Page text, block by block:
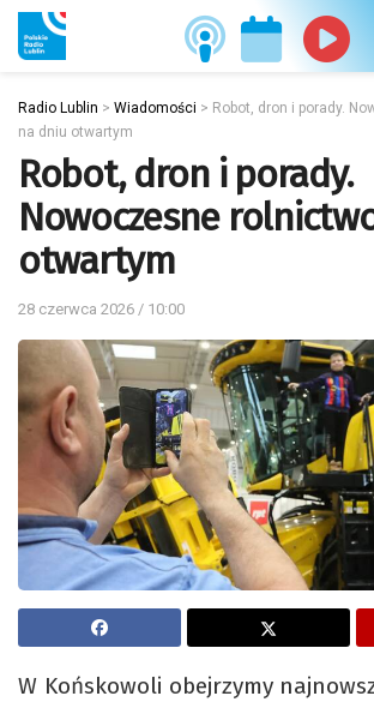
Radio Lublin > Wiadomości > Robot, dron i porady.
na dniu otwartym
Robot, dron i porady.
Nowoczesne
otwartym
28 czerwca 2026 / 10:00
W Końskowoli obejrzymy